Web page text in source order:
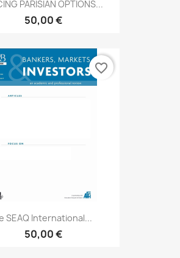
PARISIAN OPTIONS...
50,00 €
SEAQ International...
50,00 €
favorite_border